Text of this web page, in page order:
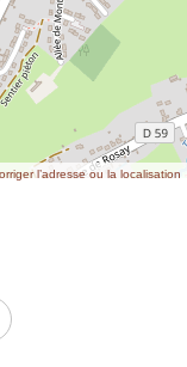
l’adresse ou la localisation